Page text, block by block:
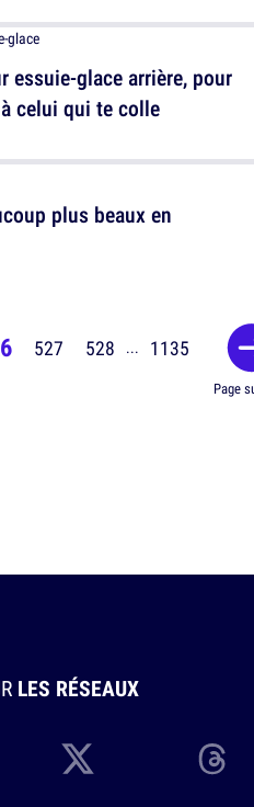
essuie-glace arrière, pour
celui qui te colle
plus beaux en
527 528 ... 1135
Page
LES RÉSEAUX